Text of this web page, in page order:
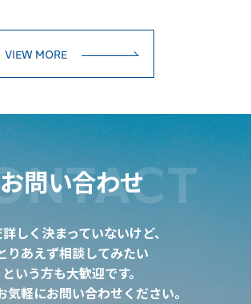
VIEW MORE
お問い合わせ
詳しく決まっていないけど、
りあえず相談してみたい
という方も大歓迎です。
気軽にお問い合わせください。